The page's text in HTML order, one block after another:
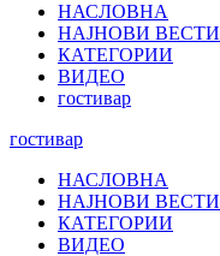
НАСЛОВНА
НАЈНОВИ ВЕСТИ
КАТЕГОРИИ
ВИДЕО
гостивар
гостивар
НАСЛОВНА
НАЈНОВИ ВЕСТИ
КАТЕГОРИИ
ВИДЕО